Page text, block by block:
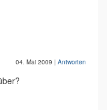
04. Mai 2009 | Antworten